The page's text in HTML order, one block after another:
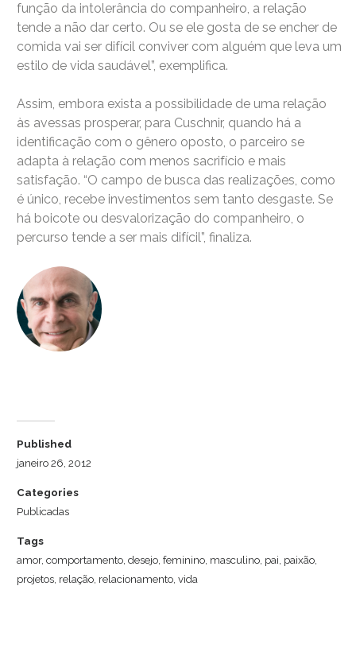
função da intolerância do companheiro, a relação
tende a não dar certo. Ou se ele gosta de se encher de
comida vai ser difícil conviver com alguém que leva um
estilo de vida saudável”, exemplifica.
Assim, embora exista a possibilidade de uma relação
às avessas prosperar, para Cuschnir, quando há a
identificação com o gênero oposto, o parceiro se
adapta à relação com menos sacrifício e mais
satisfação. “O campo de busca das realizações, como
é único, recebe investimentos sem tanto desgaste. Se
há boicote ou desvalorização do companheiro, o
percurso tende a ser mais difícil”, finaliza.
Published
janeiro 26, 2012
Categories
Publicadas
Tags
amor,comportamento,desejo,feminino, masculino, pai, paixão,
projetos, relação, relacionamento,vida